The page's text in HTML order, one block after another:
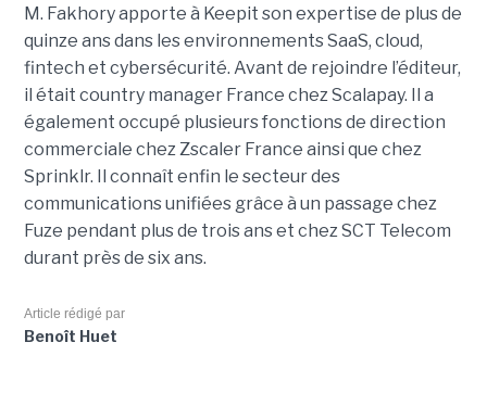
M. Fakhory apporte à Keepit son expertise de plus de
quinze ans dans les environnements SaaS, cloud,
fintech et cybersécurité. Avant de rejoindre l’éditeur,
il était country manager France chez Scalapay. Il a
également occupé plusieurs fonctions de direction
commerciale chez Zscaler France ainsi que chez
Sprinklr. Il connaît enfin le secteur des
communications unifiées grâce à un passage chez
Fuze pendant plus de trois ans et chez SCT Telecom
durant près de six ans.
Article rédigé par
Benoît Huet